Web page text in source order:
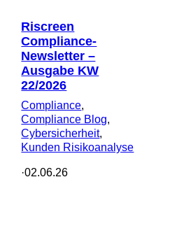
Riscreen
Compliance-
Newsletter –
Ausgabe KW
22/2026
Compliance
Compliance Blog
Cybersicherheit
Kunden Risikoanalyse
·02.06.26